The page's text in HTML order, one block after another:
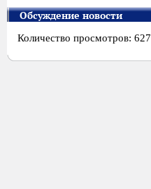
Обсуждение новости
Количество просмотров: 627